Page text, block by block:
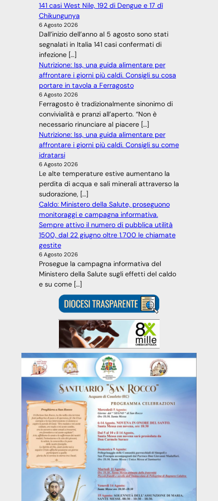
141 casi West Nile, 192 di Dengue e 17 dì
Chikungunya
6 Agosto 2026
Dall’inizio dell’anno al 5 agosto sono stati
segnalati in Italia 141 casi confermati di
infezione […]
Nutrizione: Iss, una guida alimentare per
affrontare i giorni più caldi. Consigli su cosa
portare in tavola a Ferragosto
6 Agosto 2026
Ferragosto è tradizionalmente sinonimo di
convivialità e pranzi all’aperto. “Non è
necessario rinunciare al piacere […]
Nutrizione: Iss, una guida alimentare per
affrontare i giorni più caldi. Consigli su come
idratarsi
6 Agosto 2026
Le alte temperature estive aumentano la
perdita di acqua e sali minerali attraverso la
sudorazione, […]
Caldo: Ministero della Salute, proseguono
monitoraggi e campagna informativa.
Sempre attivo il numero di pubblica utilità
1500, dal 22 giugno oltre 1.700 le chiamate
gestite
6 Agosto 2026
Prosegue la campagna informativa del
Ministero della Salute sugli effetti del caldo
e su come […]